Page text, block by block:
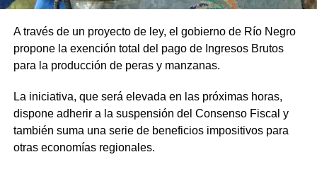
A través de un proyecto de ley, el gobierno de Río Negro
propone la exención total del pago de Ingresos Brutos
para la producción de peras y manzanas.
La iniciativa, que será elevada en las próximas horas,
dispone adherir a la suspensión del Consenso Fiscal y
también suma una serie de beneficios impositivos para
otras economías regionales.